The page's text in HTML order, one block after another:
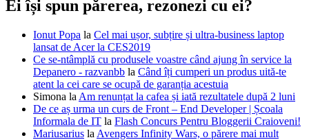
Ei își spun părerea, rezonezi cu ei?
Ionut Popa la Cel mai ușor, subțire și ultra-business laptop
lansat de Acer la CES2019
Ce se-ntâmplă cu produsele voastre când ajung în service la
Depanero - razvanbb la Când îți cumperi un produs uită-te
atent la cei care se ocupă de garanția acestuia
Simona la Am renunțat la cafea și iată rezultatele după 2 luni
De ce aș urma un curs de Front – End Developer | Școala
Informala de IT la Flash Concurs Pentru Bloggerii Craioveni!
Mariusarius la Avengers Infinity Wars, o părere mai mult